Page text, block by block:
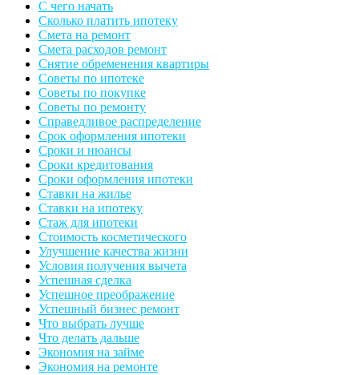
С чего начать
Сколько платить ипотеку
Смета на ремонт
Смета расходов ремонт
Снятие обременения квартиры
Советы по ипотеке
Советы по покупке
Советы по ремонту
Справедливое распределение
Срок оформления ипотеки
Сроки и нюансы
Сроки кредитования
Сроки оформления ипотеки
Ставки на жилье
Ставки на ипотеку
Стаж для ипотеки
Стоимость косметического
Улучшение качества жизни
Условия получения вычета
Успешная сделка
Успешное преображение
Успешный бизнес ремонт
Что выбрать лучше
Что делать дальше
Экономия на займе
Экономия на ремонте